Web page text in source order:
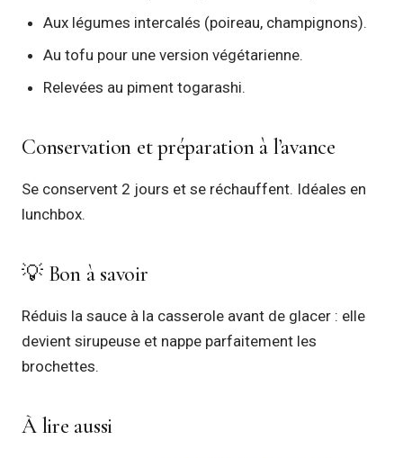
Aux légumes intercalés (poireau, champignons).
Au tofu pour une version végétarienne.
Relevées au piment togarashi.
Conservation et préparation à l’avance
Se conservent 2 jours et se réchauffent. Idéales en
lunchbox.
💡 Bon à savoir
Réduis la sauce à la casserole avant de glacer : elle
devient sirupeuse et nappe parfaitement les
brochettes.
À lire aussi